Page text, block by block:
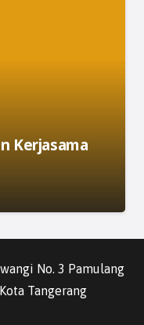
Kerjasama
No. 3 Pamulang
Tangerang